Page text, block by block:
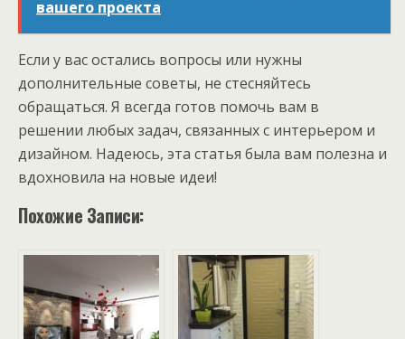
вашего проекта
Если у вас остались вопросы или нужны
дополнительные советы, не стесняйтесь
обращаться. Я всегда готов помочь вам в
решении любых задач, связанных с интерьером и
дизайном. Надеюсь, эта статья была вам полезна и
вдохновила на новые идеи!
Похожие Записи: